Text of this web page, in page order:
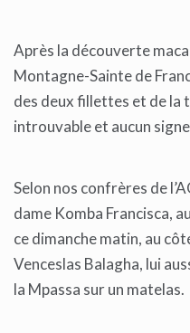
Après la découverte
Montagne-Sainte de
des deux fillettes et de la
introuvable et aucun signe
Selon nos confrères de
dame Komba Francisca,
ce dimanche matin, au
Venceslas Balagha, lui
la Mpassa sur un matelas.